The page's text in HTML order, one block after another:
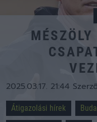
2025.03.17. 21:44
Átigazolási hírek